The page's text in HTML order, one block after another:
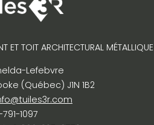
ET TOIT ARCHITECTURAL MÉTALLIQUE
Lefebvre
(Québec) J1N 1B2
1097